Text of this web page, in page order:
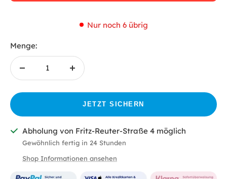
Nur noch 6 übrig
Menge:
Menge
Menge
JETZT SICHERN
Abholung von Fritz-Reuter-Straße 4 möglich
Gewöhnlich fertig in 24 Stunden
Shop Informationen ansehen